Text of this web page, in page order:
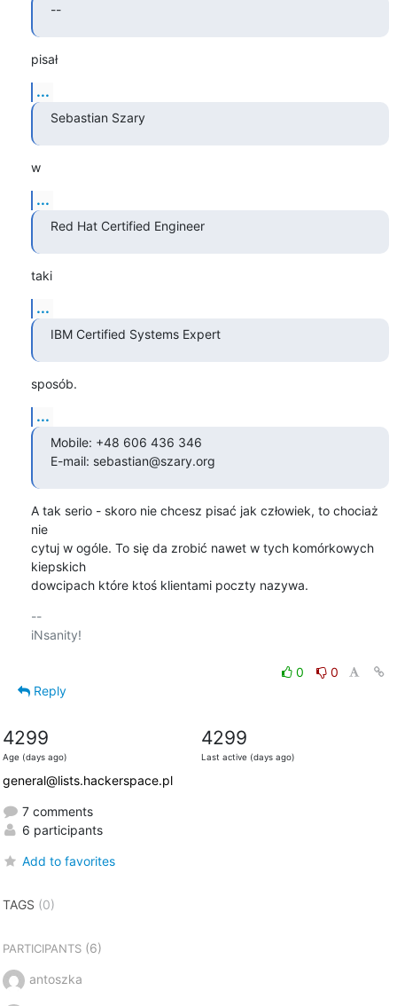
--
pisał
...
Sebastian Szary
w
...
Red Hat Certified Engineer
taki
...
IBM Certified Systems Expert
sposób.
...
Mobile: +48 606 436 346
E-mail: sebastian@szary.org
A tak serio - skoro nie chcesz pisać jak człowiek, to chociaż
nie
cytuj w ogóle. To się da zrobić nawet w tych komórkowych
kiepskich
dowcipach które ktoś klientami poczty nazywa.
--
iNsanity!
0
0
Reply
4299
Age (days ago)
4299
Last active (days ago)
general@lists.hackerspace.pl
7 comments
6 participants
Add to favorites
TAGS (0)
PARTICIPANTS(6)
antoszka